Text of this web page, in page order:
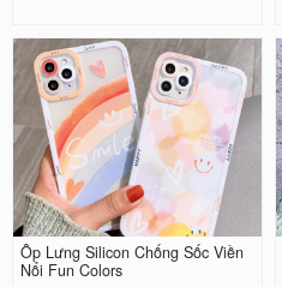
Ốp Lưng Silicon Chống Sốc Viền
Nổi Fun Colors